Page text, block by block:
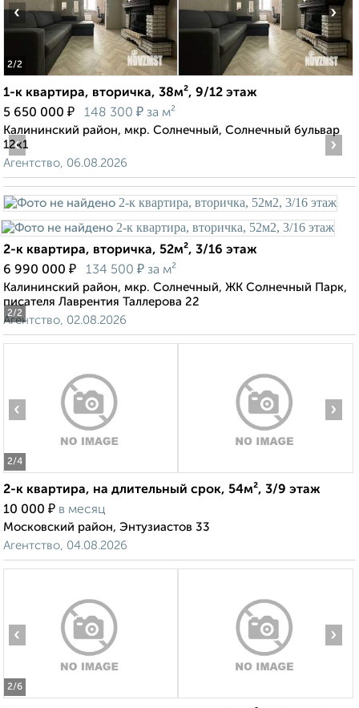
2/2
‹ ›
1-к квартира, вторичка, 38м², 9/12 этаж
5 650 000 ₽ 148 300 ₽ за м²
Калининский район, мкр. Солнечный, Солнечный бульвар
12к1
Агентство, 06.08.2026
2/2
‹ ›
2-к квартира, вторичка, 52м², 3/16 этаж
6 990 000 ₽ 134 500 ₽ за м²
Калининский район, мкр. Солнечный, ЖК Солнечный Парк,
писателя Лаврентия Таллерова 22
Агентство, 02.08.2026
2/4
‹ ›
2-к квартира, на длительный срок, 54м², 3/9 этаж
10 000 ₽ в месяц
Московский район, Энтузиастов 33
Агентство, 04.08.2026
2/6
‹ ›